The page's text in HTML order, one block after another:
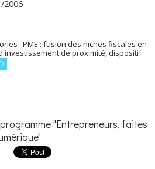
2006
:PME : fusion des niches fiscales en
de proximité, dispositif
"Entrepreneurs, faites